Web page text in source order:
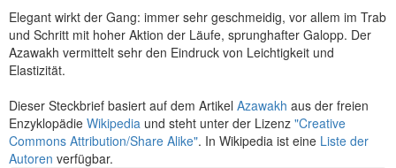
Elegant wirkt der Gang: immer sehr geschmeidig, vor allem im Trab
und Schritt mit hoher Aktion der Läufe, sprunghafter Galopp. Der
Azawakh vermittelt sehr den Eindruck von Leichtigkeit und
Elastizität.
Dieser Steckbrief basiert auf dem Artikel Azawakh aus der freien
Enzyklopädie Wikipedia und steht unter der Lizenz "Creative
Commons Attribution/Share Alike". In Wikipedia ist eine Liste der
Autoren verfügbar.